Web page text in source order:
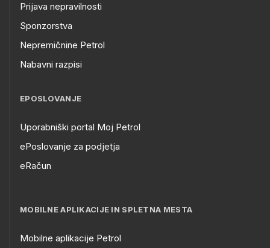
Prijava nepravilnosti
Sponzorstva
Nepremičnine Petrol
Nabavni razpisi
EPOSLOVANJE
Uporabniški portal Moj Petrol
ePoslovanje za podjetja
eRačun
MOBILNE APLIKACIJE IN SPLETNA MESTA
Mobilne aplikacije Petrol